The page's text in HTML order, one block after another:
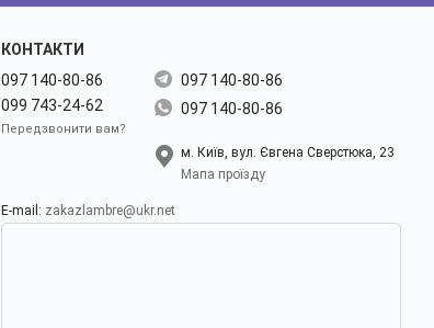
КОНТАКТИ
097 140-80-86
099 743-24-62
Передзвонити вам?
097 140-80-86
097 140-80-86
м. Київ, вул. Євгена Сверстюка, 23
Мапа проїзду
E-mail: zakazlambre@ukr.net